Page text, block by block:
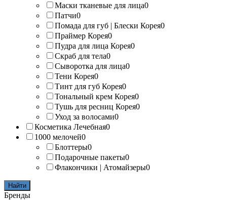
Маски тканевые для лица0
Патчи0
Помада для губ | Блески Корея0
Праймер Корея0
Пудра для лица Корея0
Скраб для тела0
Сыворотка для лица0
Тени Корея0
Тинт для губ Корея0
Тональный крем Корея0
Тушь для ресниц Корея0
Уход за волосами0
Косметика Лечебная0
1000 мелочей0
Блоттеры0
Подарочные пакеты0
Флакончики | Атомайзеры0
Найти
Бренды